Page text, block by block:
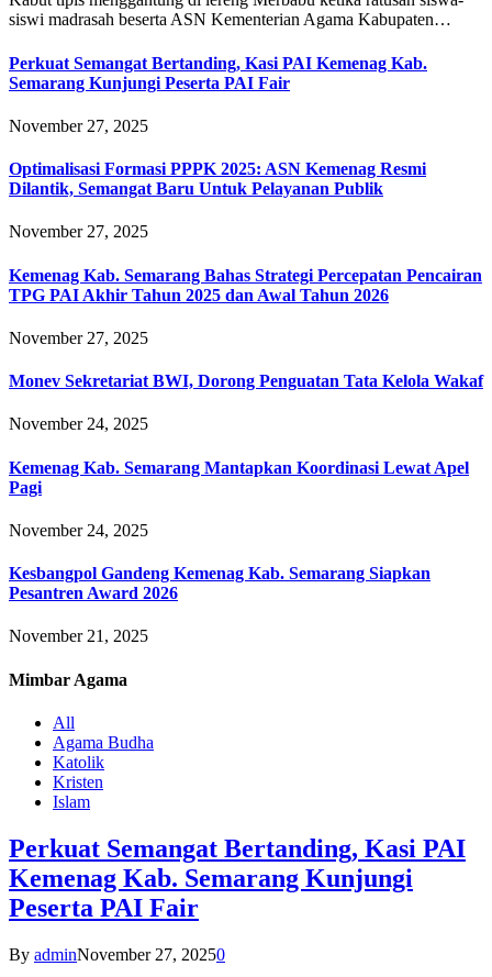
siswi madrasah beserta ASN Kementerian Agama Kabupaten…
Perkuat Semangat Bertanding, Kasi PAI Kemenag Kab.
Semarang Kunjungi Peserta PAI Fair
November 27, 2025
Optimalisasi Formasi PPPK 2025: ASN Kemenag Resmi
Dilantik, Semangat Baru Untuk Pelayanan Publik
November 27, 2025
Kemenag Kab. Semarang Bahas Strategi Percepatan Pencairan
TPG PAI Akhir Tahun 2025 dan Awal Tahun 2026
November 27, 2025
Monev Sekretariat BWI, Dorong Penguatan Tata Kelola Wakaf
November 24, 2025
Kemenag Kab. Semarang Mantapkan Koordinasi Lewat Apel
Pagi
November 24, 2025
Kesbangpol Gandeng Kemenag Kab. Semarang Siapkan
Pesantren Award 2026
November 21, 2025
Mimbar Agama
All
Agama Budha
Katolik
Kristen
Islam
Perkuat Semangat Bertanding, Kasi PAI
Kemenag Kab. Semarang Kunjungi
Peserta PAI Fair
By adminNovember 27, 20250